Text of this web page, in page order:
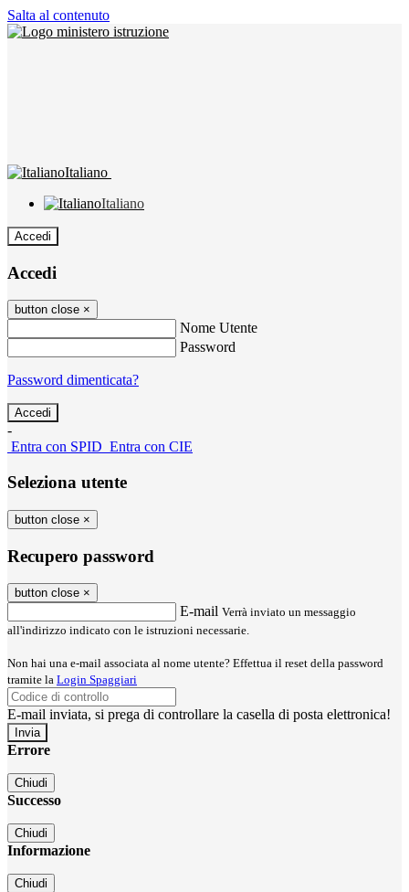
Salta al contenuto
Italiano
Italiano
Accedi
Accedi
button close ×
Nome Utente
Password
Password dimenticata?
-
Entra con SPID Entra con CIE
Seleziona utente
button close ×
Recupero password
button close ×
E-mail Verrà inviato un messaggio
all'indirizzo indicato con le istruzioni necessarie.
Non hai una e-mail associata al nome utente? Effettua il reset della password
tramite la Login Spaggiari
E-mail inviata, si prega di controllare la casella di posta elettronica!
Errore
Chiudi
Successo
Chiudi
Informazione
Chiudi